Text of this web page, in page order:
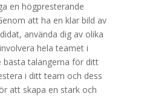
en högpresterande
att ha en klar bild av
använda dig av olika
hela teamet i
bästa talangerna för ditt
i ditt team och dess
att skapa en stark och